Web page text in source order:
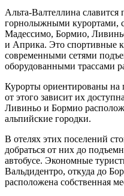
Альта-Валтеллина
горнолыжными курортами,
Мадессимо, Бормио,
и Априка. Это спортивные
современными сетями
оборудованными трассами
Курорты ориентированы на
от этого зависит их
Ливиньо и Бормио
альпийские городки.
В отелях этих поселений
добраться от них до
автобусе. Экономные
Вальдидентро, откуда до
расположена собственная